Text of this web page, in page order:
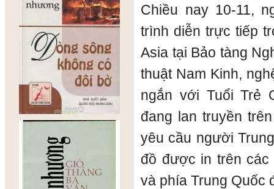
Chiều nay 10-11,
trình diễn trực tiếp
Asia tại Bảo tàng
thuật Nam Kinh,
ngắn với Tuổi Trẻ
đang lan truyền
yêu cầu người
đồ được in trên các
và phía Trung Quốc